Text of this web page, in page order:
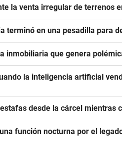
la venta irregular de terrenos
terminó en una pesadilla para
inmobiliaria que genera
la inteligencia artificial
desde la cárcel mientras
función nocturna por el